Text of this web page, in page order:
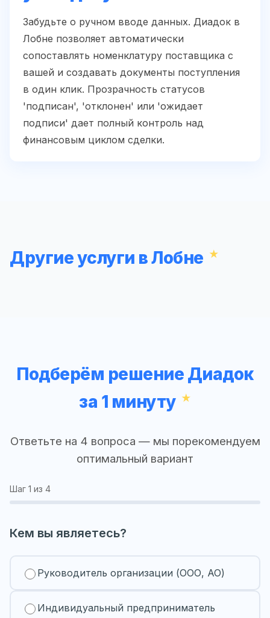
Забудьте о ручном вводе данных. Диадок в
Лобне позволяет автоматически
сопоставлять номенклатуру поставщика с
вашей и создавать документы поступления
в один клик. Прозрачность статусов
'подписан', 'отклонен' или 'ожидает
подписи' дает полный контроль над
финансовым циклом сделки.
Другие услуги в Лобне
Подберём решение Диадок
за 1 минуту
Ответьте на 4 вопроса — мы порекомендуем
оптимальный вариант
Шаг 1 из 4
Кем вы являетесь?
Руководитель организации (ООО, АО)
Индивидуальный предприниматель